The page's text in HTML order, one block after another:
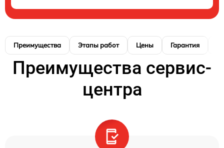
Преимущества Этапы работ Цены Гарантия
Преимущества сервис-
центра